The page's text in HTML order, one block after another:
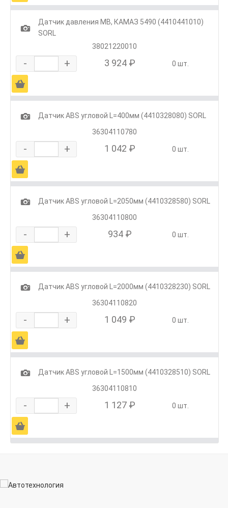
1
Датчик давления MB, КАМАЗ 5490 (4410441010)
SORL
38021220010
- + 3 924 ₽ 0 шт.
Ä
1
Датчик ABS угловой L=400мм (4410328080) SORL
36304110780
- + 1 042 ₽ 0 шт.
Ä
1
Датчик ABS угловой L=2050мм (4410328580) SORL
36304110800
- + 934 ₽ 0 шт.
Ä
1
Датчик ABS угловой L=2000мм (4410328230) SORL
36304110820
- + 1 049 ₽ 0 шт.
Ä
1
Датчик ABS угловой L=1500мм (4410328510) SORL
36304110810
- + 1 127 ₽ 0 шт.
Ä